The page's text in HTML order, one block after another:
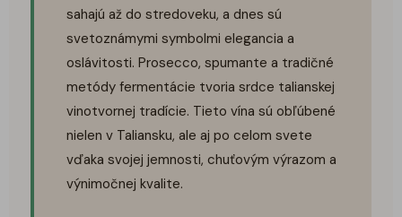
sahajú až do stredoveku, a dnes sú
svetoznámymi symbolmi elegancia a
oslávitosti. Prosecco, spumante a tradičné
metódy fermentácie tvoria srdce talianskej
vinotvornej tradície. Tieto vína sú obľúbené
nielen v Taliansku, ale aj po celom svete
vďaka svojej jemnosti, chuťovým výrazom a
výnimočnej kvalite.